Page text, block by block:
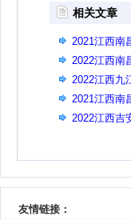
相关文章
2021江西南
2022江西南
2022江西九
2021江西南
2022江西吉
友情链接：